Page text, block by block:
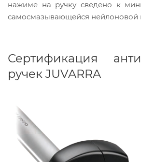
нажиме на ручку сведено к
самосмазывающейся нейлоновой
Сертификация
ручек JUVARRA